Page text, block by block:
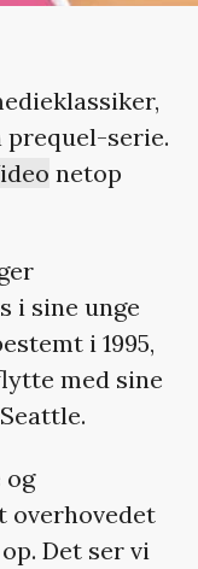
prequel-serie.
netop
i sine unge
i 1995,
med sine
overhovedet
Det ser vi